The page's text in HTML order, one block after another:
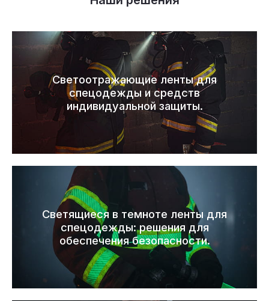
Светоотражающие ленты для
спецодежды и средств
индивидуальной защиты.
Светящиеся в темноте ленты для
спецодежды: решения для
обеспечения безопасности.